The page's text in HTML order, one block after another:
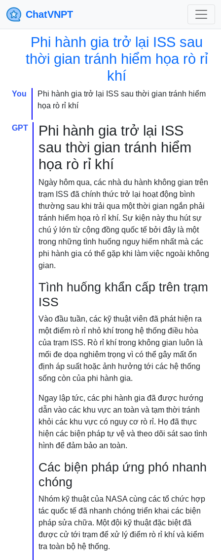
ChatVNPT
Phi hành gia trở lại ISS sau
thời gian tránh hiểm họa rò rỉ
khí
You
Phi hành gia trở lại ISS sau thời gian tránh hiểm
họa rò rỉ khí
GPT
Phi hành gia trở lại ISS
sau thời gian tránh hiểm
họa rò rỉ khí
Ngày hôm qua, các nhà du hành không gian trên
trạm ISS đã chính thức trở lại hoạt động bình
thường sau khi trải qua một thời gian ngắn phải
tránh hiểm họa rò rỉ khí. Sự kiện này thu hút sự
chú ý lớn từ cộng đồng quốc tế bởi đây là một
trong những tình huống nguy hiểm nhất mà các
phi hành gia có thể gặp khi làm việc ngoài không
gian.
Tình huống khẩn cấp trên trạm
ISS
Vào đầu tuần, các kỹ thuật viên đã phát hiện ra
một điểm rò rỉ nhỏ khí trong hệ thống điều hòa
của trạm ISS. Rò rỉ khí trong không gian luôn là
mối đe dọa nghiêm trọng vì có thể gây mất ổn
định áp suất hoặc ảnh hưởng tới các hệ thống
sống còn của phi hành gia.
Ngay lập tức, các phi hành gia đã được hướng
dẫn vào các khu vực an toàn và tạm thời tránh
khỏi các khu vực có nguy cơ rò rỉ. Họ đã thực
hiện các biện pháp tự vệ và theo dõi sát sao tình
hình để đảm bảo an toàn.
Các biện pháp ứng phó nhanh
chóng
Nhóm kỹ thuật của NASA cùng các tổ chức hợp
tác quốc tế đã nhanh chóng triển khai các biện
pháp sửa chữa. Một đội kỹ thuật đặc biệt đã
được cử tới trạm để xử lý điểm rò rỉ khí và kiểm
tra toàn bộ hệ thống.